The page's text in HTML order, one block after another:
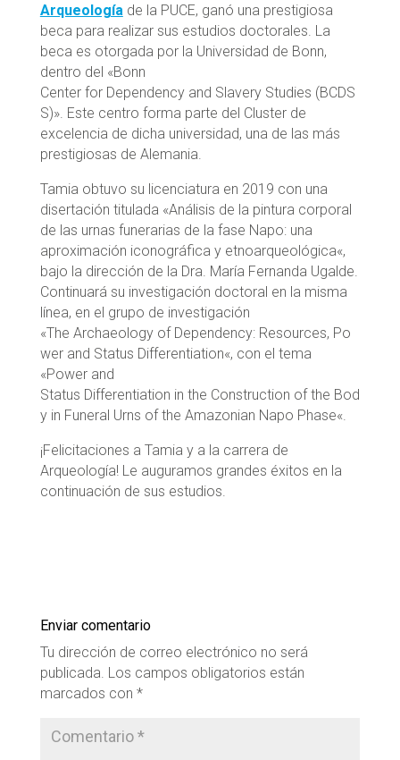
Arqueologíade la PUCE, ganó una prestigiosa
beca para realizar sus estudios doctorales. La
beca es otorgada por la Universidad de Bonn,
dentro del «Bonn
Center for Dependencyand Slavery Studies (BCDS
S)». Este centro forma parte del Clusterde
excelencia de dicha universidad, una de las más
prestigiosas de Alemania.
Tamia obtuvo su licenciatura en 2019 con una
disertación titulada «Análisis de la pintura corporal
de las urnas funerarias de la fase Napo: una
aproximación iconográfica y etnoarqueológica«,
bajo la dirección de la Dra. María Fernanda Ugalde.
Continuará su investigación doctoral en la misma
línea, en el grupo de investigación
«The Archaeology of Dependency: Resources, Po
werand Status Differentiation«, con el tema
«Powerand
Status Differentiation in the Construction of the Bod
yin Funeral Urns of the Amazonian Napo Phase«.
¡Felicitaciones a Tamia y a la carrera de
Arqueología! Le auguramos grandes éxitos en la
continuación de sus estudios.
Enviar comentario
Tu dirección de correo electrónico no será
publicada. Los campos obligatorios están
marcados con *